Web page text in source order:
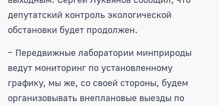
депутатский контроль экологической
обстановки будет продолжен.
– Передвижные лаборатории минприроды
ведут мониторинг по установленному
графику, мы же, со своей стороны, будем
организовывать внеплановые выезды по